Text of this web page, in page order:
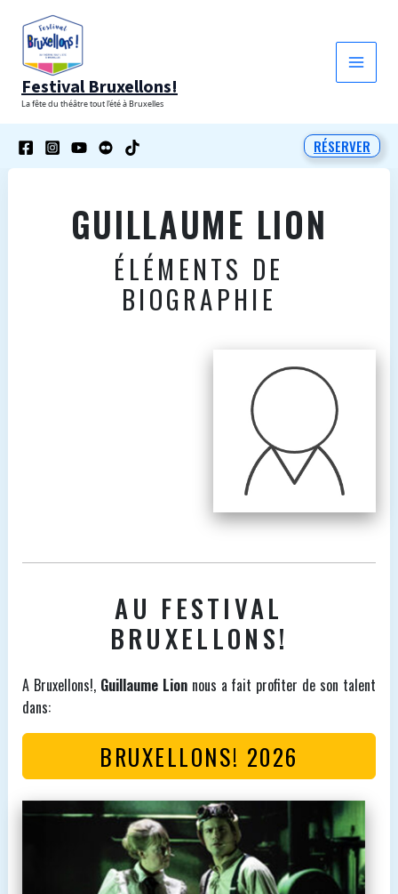
contenu
Festival Bruxellons!
La fête du théâtre tout l'été à Bruxelles
RÉSERVER
GUILLAUME LION
ÉLÉMENTS DE
BIOGRAPHIE
AU FESTIVAL
BRUXELLONS!
A Bruxellons!, Guillaume Lionnous a fait profiter de son talent
dans:
BRUXELLONS! 2026